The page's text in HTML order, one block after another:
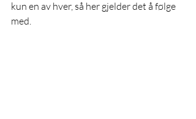
kun en av hver, så her gjelder det å følge
med.